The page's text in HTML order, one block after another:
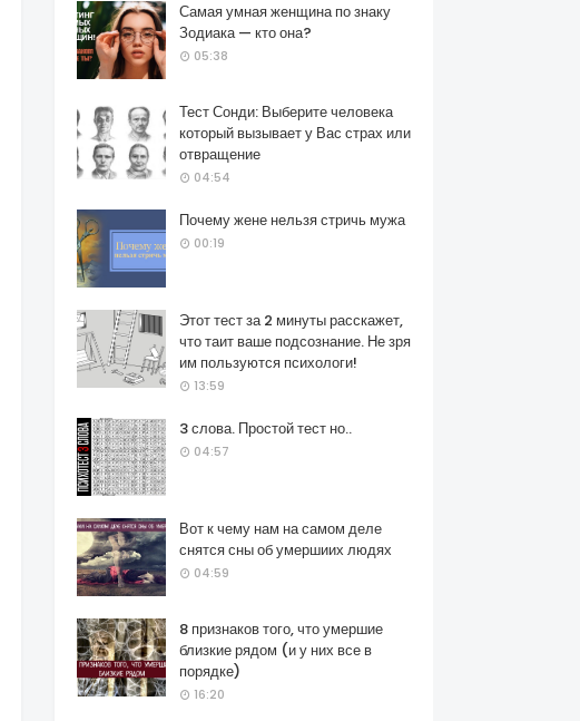
Самая умная женщина по знаку
Зодиака — кто она?
05:38
Тест Сонди: Выберите человека
который вызывает у Вас страх или
отвращение
04:54
Почему жене нельзя стричь мужа
00:19
Этот тест за 2 минуты расскажет,
что таит ваше подсознание. Не зря
им пользуются психологи!
13:59
3 слова. Простой тест но..
04:57
Вот к чему нам на самом деле
снятся сны об умершиих людях
04:59
8 признаков того, что умершие
близкие рядом (и у них все в
порядке)
16:20